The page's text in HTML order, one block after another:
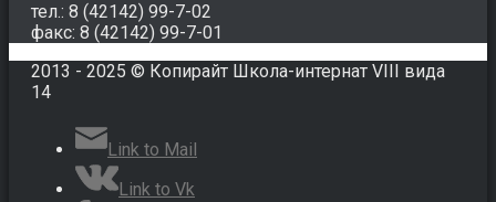
тел.: 8 (42142) 99-7-02
факс: 8 (42142) 99-7-01
2013 - 2025 © Копирайт Школа-интернат VIII вида
14
Link to Mail
Link to Vk